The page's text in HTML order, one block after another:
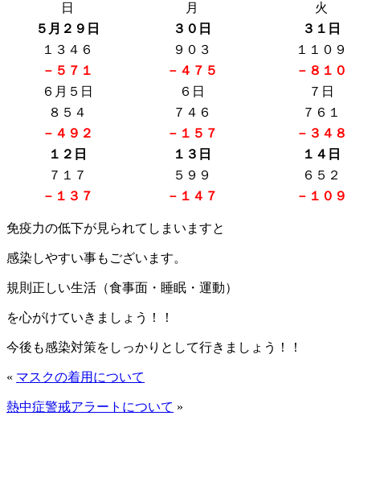
日
月 火
５月２９日
３０日 ３１日
１３４６
９０３ １１０９
－５７１
－４７５ －８１０
６月５日
６日 ７日
８５４
７４６ ７６１
－４９２
－１５７ －３４８
１２日
１３日 １４日
７１７
５９９ ６５２
－１３７
－１４７ －１０９
免疫力の低下が見られてしまいますと
感染しやすい事もございます。
規則正しい生活（食事面・睡眠・運動）
を心がけていきましょう！！
今後も感染対策をしっかりとして行きましょう！！
« マスクの着用について
熱中症警戒アラートについて »